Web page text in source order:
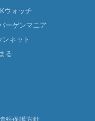
ウォッチ
ーゲンマニア
ネット
る
報保護方針